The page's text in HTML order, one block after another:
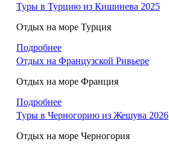
Туры в Турцию из Кишинева 2025
Отдых на море Турция
Подробнее
Отдых на Французской Ривьере
Отдых на море Франция
Подробнее
Туры в Черногорию из Жешува 2026
Отдых на море Черногория